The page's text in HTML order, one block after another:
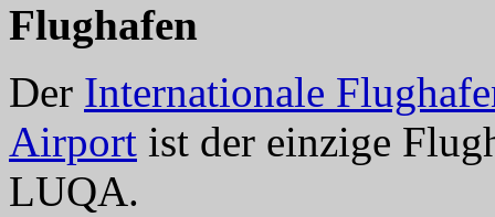
Flughafen
Der Internationale
Airport ist der einzige
LUQA.